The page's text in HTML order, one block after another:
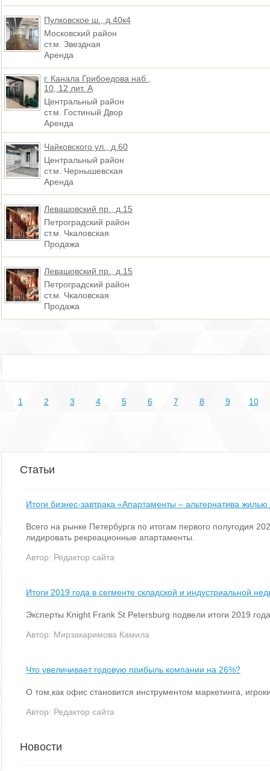
Пулковское ш., д.40к4
Московский район
ст.м. Звездная
Аренда
г. Канала Грибоедова наб.,
10, 12 лит. А
Центральный район
ст.м. Гостиный Двор
Аренда
Чайковского ул., д.60
Центральный район
ст.м. Чернышевская
Аренда
Левашовский пр., д.15
Петроградский район
ст.м. Чкаловская
Продажа
Левашовский пр., д.15
Петроградский район
ст.м. Чкаловская
Продажа
1 2 3 4 5 6 7 8 9 10
Статьи
Итоги бизнес-завтрака «Апартаменты – альтернатива
Всего на рынке Петербурга по итогам первого
лидировать рекреационные апартаменты.
Автор: Редактор сайта
Итоги 2019 года в сегменте складской и индустриальной
Эксперты Knight Frank St Petersburg подвели итоги 2019
Автор: Мирзакаримова Камила
Что увеличивает годовую прибыль компании на 26%?
О том,как офис становится инструментом маркетинга,
Автор: Редактор сайта
Новости